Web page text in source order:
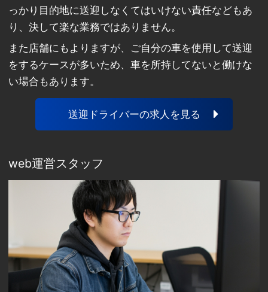
っかり目的地に送迎しなくてはいけない責任などもあ
り、決して楽な業務ではありません。
また店舗にもよりますが、ご自分の車を使用して送迎
をするケースが多いため、車を所持してないと働けな
い場合もあります。
送迎ドライバーの求人を見る
web運営スタッフ